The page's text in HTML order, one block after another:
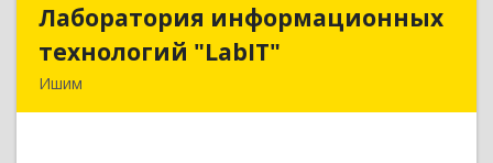
Лаборатория информационных
технологий "LabIT"
Ишим
Лаборатория информационных
технологий "LabIT"